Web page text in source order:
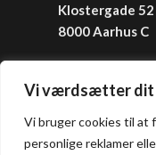
Vi værdsætter dit
Vi bruger cookies til at
personlige reklamer
Klostergade 52
8000 Aarhus C
info@tapashi.dk
+45 25 16 05 05